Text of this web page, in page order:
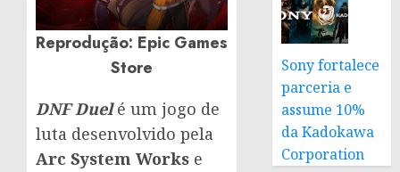
Reprodução: Epic Games
Store
DNF Duelé um jogo de
luta desenvolvido pela
Arc System Works e
Sony fortalece
parceria e
assume 10%
da Kadokawa
Corporation